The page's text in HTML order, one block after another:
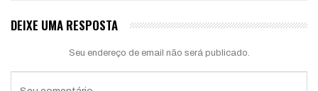
DEIXE UMA RESPOSTA
Seu endereço de email não será publicado.